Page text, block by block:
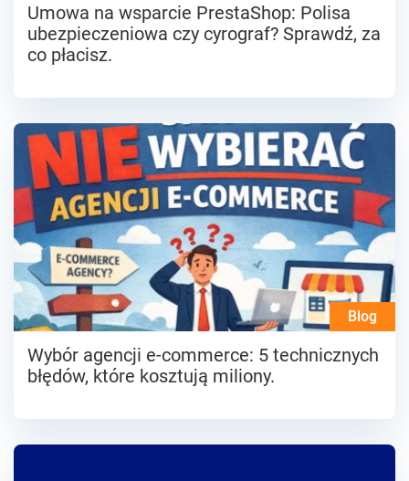
Umowa na wsparcie PrestaShop: Polisa
ubezpieczeniowa czy cyrograf? Sprawdź, za
co płacisz.
Blog
Wybór agencji e-commerce: 5 technicznych
błędów, które kosztują miliony.